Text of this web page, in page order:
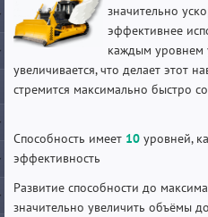
значительно
эффективнее
каждым уровнем
увеличивается, что делает этот
стремится максимально быстро
Способность имеет 10 уровней,
эффективность
Развитие способности до
значительно увеличить объёмы